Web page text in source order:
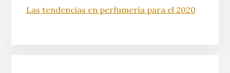
Las tendencias en perfumería para el 2020